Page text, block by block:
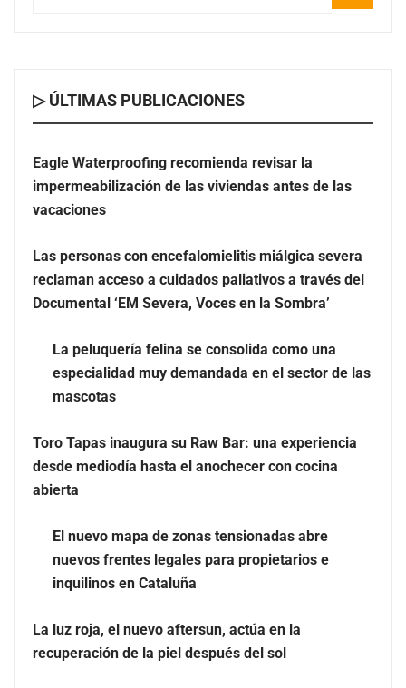
reclaman acceso a cuidados paliativos a través del
La peluquería felina se consolida como una
especialidad muy demandada en el sector de las
mascotas
desde mediodía hasta el anochecer con cocina abierta
▷ ÚLTIMAS PUBLICACIONES
Eagle Waterproofing recomienda revisar la
impermeabilización de las viviendas antes de las
vacaciones
Las personas con encefalomielitis miálgica severa
reclaman acceso a cuidados paliativos a través del
Documental ‘EM Severa, Voces en la Sombra’
La peluquería felina se consolida como una
especialidad muy demandada en el sector de las
mascotas
Toro Tapas inaugura su Raw Bar: una experiencia
desde mediodía hasta el anochecer con cocina
abierta
El nuevo mapa de zonas tensionadas abre
nuevos frentes legales para propietarios e
inquilinos en Cataluña
La luz roja, el nuevo aftersun, actúa en la
recuperación de la piel después del sol